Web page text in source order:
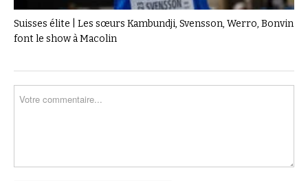
Suisses élite | Les sœurs Kambundji, Svensson, Werro, Bonvin
font le show à Macolin